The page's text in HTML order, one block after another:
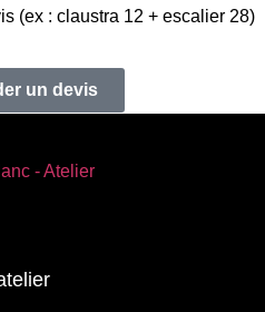
(ex : claustra 12 + escalier 28)
un devis